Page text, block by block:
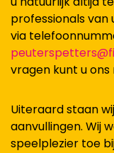
professionals van
via
vragen kunt u
Uiteraard staan
aanvullingen. Wij
speelplezier toe